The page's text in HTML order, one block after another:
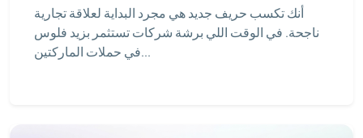
أنك تكسب حريف جديد هي مجرد البداية لعلاقة تجارية
ناجحة. في الوقت اللي برشة شركات تستثمر بزيد فلوس
في حملات الماركتين...